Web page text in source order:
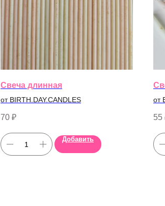
Свеча длинная
от BIRTH.DAY.CANDLES
70 ₽
Добавить
от
55